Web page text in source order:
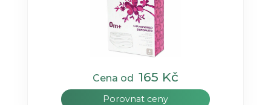
Cena od 165 Kč
Porovnat ceny